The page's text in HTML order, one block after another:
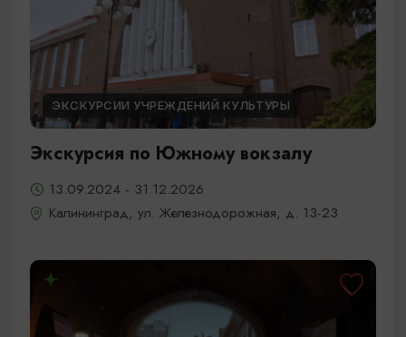
ЭКСКУРСИИ УЧРЕЖДЕНИЙ КУЛЬТУРЫ
Экскурсия по Южному вокзалу
13.09.2024 - 31.12.2026
Калининград, ул. Железнодорожная, д. 13-23